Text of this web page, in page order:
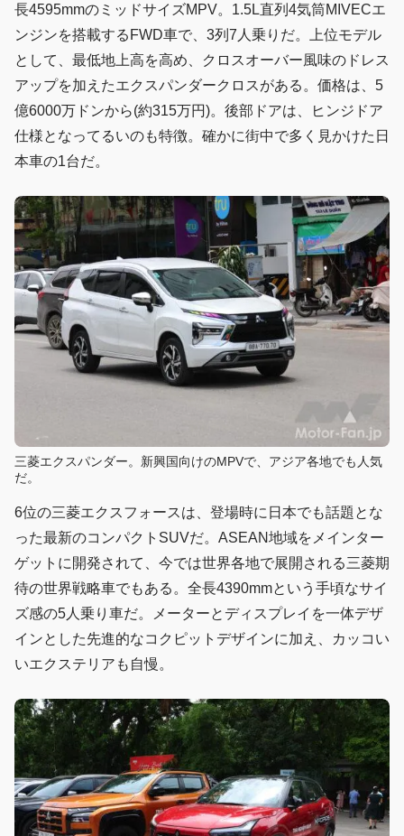
長4595mmのミッドサイズMPV。1.5L直列4気筒MIVECエ
ンジンを搭載するFWD車で、3列7人乗りだ。上位モデル
として、最低地上高を高め、クロスオーバー風味のドレス
アップを加えたエクスパンダークロスがある。価格は、5
億6000万ドンから(約315万円)。後部ドアは、ヒンジドア
仕様となってるいのも特徴。確かに街中で多く見かけた日
本車の1台だ。
三菱エクスパンダー。新興国向けのMPVで、アジア各地でも人気
だ。
6位の三菱エクスフォースは、登場時に日本でも話題とな
った最新のコンパクトSUVだ。ASEAN地域をメインター
ゲットに開発されて、今では世界各地で展開される三菱期
待の世界戦略車でもある。全長4390mmという手頃なサイ
ズ感の5人乗り車だ。メーターとディスプレイを一体デザ
インとした先進的なコクピットデザインに加え、カッコい
いエクステリアも自慢。